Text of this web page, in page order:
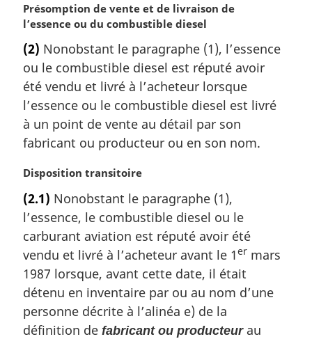
N
o
e
m
a
r
i
n
l
e
:
Présomption de vente et de livraison de
l’essence ou du combustible diesel
(2) Nonobstant le paragraphe (1), l’essence
ou le combustible diesel est réputé avoir
été vendu et livré à l’acheteur lorsque
l’essence ou le combustible diesel est livré
à un point de vente au détail par son
fabricant ou producteur ou en son nom.
N
t
e
m
r
g
i
n
a
Disposition transitoire
(2.1) Nonobstant le paragraphe (1),
l’essence, le combustible diesel ou le
carburant aviation est réputé avoir été
vendu et livré à l’acheteur avant le 1er mars
1987 lorsque, avant cette date, il était
détenu en inventaire par ou au nom d’une
personne décrite à l’alinéa e) de la
définition de fabricant ou producteurau